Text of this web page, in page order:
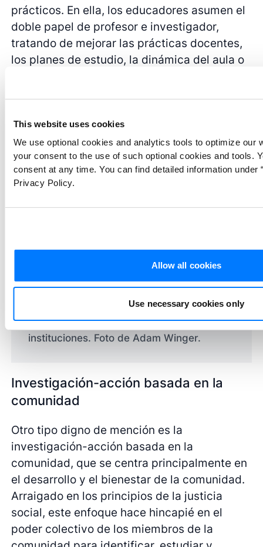
This website uses cookies
We use optional cookies and analytics tools to optimize our
your consent to the use of such optional cookies and tools.
consent at any time. You can find detailed information under
Privacy Policy.
Allow all cookies
Use necessary cookies only
prácticos. En ella, los educadores asumen el
doble papel de profesor e investigador,
tratando de mejorar las prácticas docentes,
los planes de estudio, la dinámica del aula o
y reflexionan sobre ellos para mejorar
continuamente la experiencia educativa. Un
ejemplo podría ser el de un profesor que
estudia el impacto de la integración de la
tecnología en su aula y ajusta las estrategias
en función de los comentarios de los
cómo los profesionales de la educación
pueden introducir cambios en sus aulas e
instituciones. Foto de Adam Winger.
Investigación-acción basada en la
comunidad
Otro tipo digno de mención es la
investigación-acción basada en la
comunidad, que se centra principalmente en
el desarrollo y el bienestar de la comunidad.
Arraigado en los principios de la justicia
social, este enfoque hace hincapié en el
poder colectivo de los miembros de la